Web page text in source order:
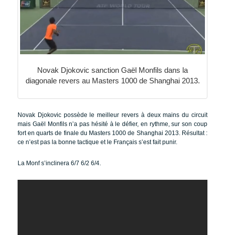
Novak Djokovic sanction Gaël Monfils dans la
diagonale revers au Masters 1000 de Shanghai 2013.
Novak Djokovic possède le meilleur revers à deux mains du circuit
mais Gaël Monfils n’a pas hésité à le défier, en rythme, sur son coup
fort en quarts de finale du Masters 1000 de Shanghai 2013. Résultat :
ce n’est pas la bonne tactique et le Français s’est fait punir.
La Monf s’inclinera 6/7 6/2 6/4.